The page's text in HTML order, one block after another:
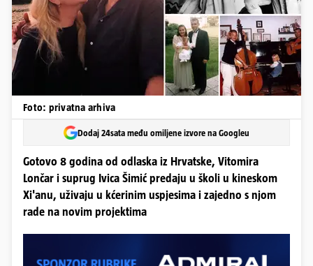
Foto: privatna arhiva
Dodaj 24sata među omiljene izvore na Googleu
Gotovo 8 godina od odlaska iz Hrvatske, Vitomira
Lončar i suprug Ivica Šimić predaju u školi u kineskom
Xi'anu, uživaju u kćerinim uspjesima i zajedno s njom
rade na novim projektima